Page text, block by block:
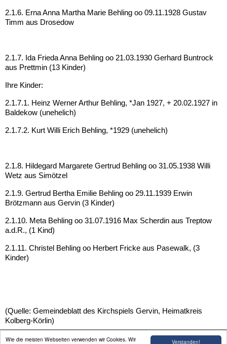
Verstanden!
Wie die meisten Webseiten verwenden wir Cookies. Wir
2.1.6. Erna Anna Martha Marie Behling oo 09.11.1928 Gustav
Timm aus Drosedow
2.1.7. Ida Frieda Anna Behling oo 21.03.1930 Gerhard Buntrock
aus Prettmin (13 Kinder)
Ihre Kinder:
2.1.7.1. Heinz Werner Arthur Behling, *Jan 1927, + 20.02.1927 in
Baldekow (unehelich)
2.1.7.2. Kurt Willi Erich Behling, *1929 (unehelich)
2.1.8. Hildegard Margarete Gertrud Behling oo 31.05.1938 Willi
Wetz aus Simötzel
2.1.9. Gertrud Bertha Emilie Behling oo 29.11.1939 Erwin
Brötzmann aus Gervin (3 Kinder)
2.1.10. Meta Behling oo 31.07.1916 Max Scherdin aus Treptow
a.d.R., (1 Kind)
2.1.11. Christel Behling oo Herbert Fricke aus Pasewalk, (3
Kinder)
(Quelle: Gemeindeblatt des Kirchspiels Gervin, Heimatkreis
Kolberg-Körlin)